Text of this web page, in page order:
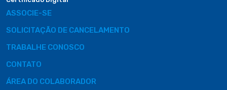
ASSOCIE-SE
SOLICITAÇÃO DE CANCELAMENTO
TRABALHE CONOSCO
CONTATO
ÁREA DO COLABORADOR